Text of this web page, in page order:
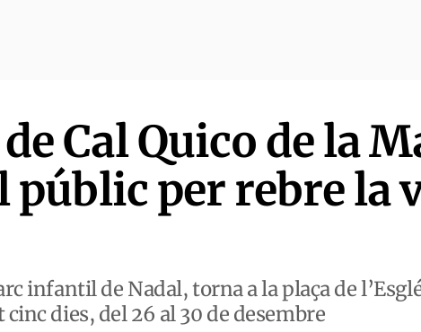
Cal Quico de la
públic per rebre la
infantil de Nadal, torna a la plaça de
dies, del 26 al 30 de desembre